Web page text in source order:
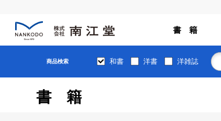
書 籍
商品検索 和書 洋書 洋雑誌
書籍